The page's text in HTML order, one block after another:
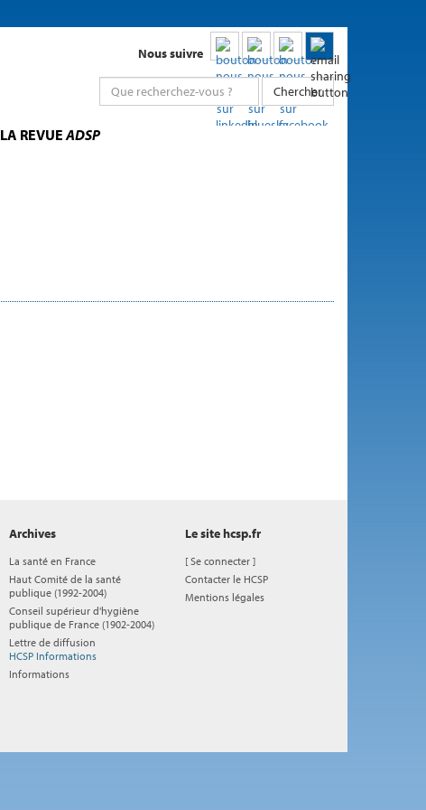
Nous suivre
Chercher
LA REVUEADSP
Archives
La santé en France
Haut Comité de la santé
publique (1992-2004)
Conseil supérieur d'hygiène
publique de France (1902-2004)
Lettre de diffusion
HCSP Informations
Informations
Le site hcsp.fr
[Se connecter ]
Contacter le HCSP
Mentions légales